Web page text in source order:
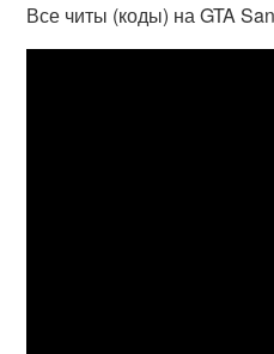
Все читы (коды) на GTA